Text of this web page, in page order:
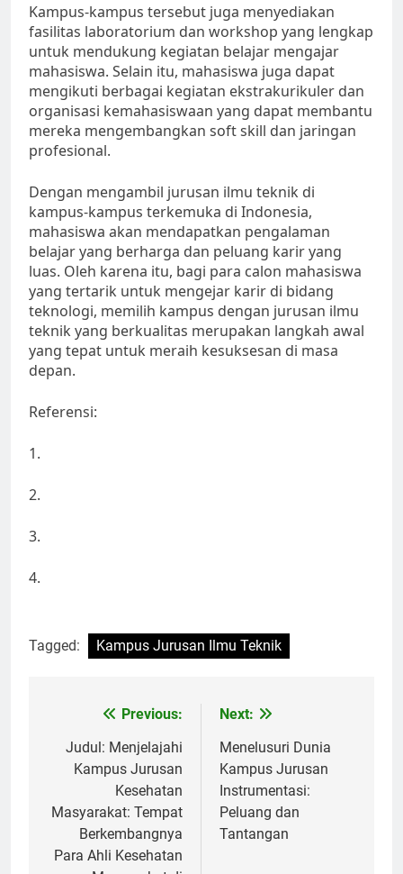
Kampus-kampus tersebut juga menyediakan
fasilitas laboratorium dan workshop yang lengkap
untuk mendukung kegiatan belajar mengajar
mahasiswa. Selain itu, mahasiswa juga dapat
mengikuti berbagai kegiatan ekstrakurikuler dan
organisasi kemahasiswaan yang dapat membantu
mereka mengembangkan soft skill dan jaringan
profesional.
Dengan mengambil jurusan ilmu teknik di
kampus-kampus terkemuka di Indonesia,
mahasiswa akan mendapatkan pengalaman
belajar yang berharga dan peluang karir yang
luas. Oleh karena itu, bagi para calon mahasiswa
yang tertarik untuk mengejar karir di bidang
teknologi, memilih kampus dengan jurusan ilmu
teknik yang berkualitas merupakan langkah awal
yang tepat untuk meraih kesuksesan di masa
depan.
Referensi:
1.
2.
3.
4.
Tagged: Kampus Jurusan Ilmu Teknik
navigation
Previous:
Judul: Menjelajahi
Kampus Jurusan
Kesehatan
Masyarakat: Tempat
Berkembangnya
Para Ahli Kesehatan
Next:
Menelusuri Dunia
Kampus Jurusan
Instrumentasi:
Peluang dan
Tantangan